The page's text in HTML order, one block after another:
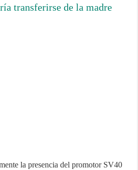
transferirse de la madre
la presencia del promotor SV40